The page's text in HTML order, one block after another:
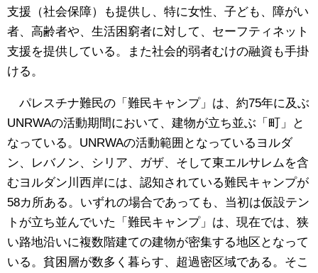
支援（社会保障）も提供し、特に女性、子ども、障がい
者、高齢者や、生活困窮者に対して、セーフティネット
支援を提供している。また社会的弱者むけの融資も手掛
ける。
パレスチナ難民の「難民キャンプ」は、約75年に及ぶ
UNRWAの活動期間において、建物が立ち並ぶ「町」と
なっている。UNRWAの活動範囲となっているヨルダ
ン、レバノン、シリア、ガザ、そして東エルサレムを含
むヨルダン川西岸には、認知されている難民キャンプが
58カ所ある。いずれの場合であっても、当初は仮設テン
トが立ち並んでいた「難民キャンプ」は、現在では、狭
い路地沿いに複数階建ての建物が密集する地区となって
いる。貧困層が数多く暮らす、超過密区域である。そこ